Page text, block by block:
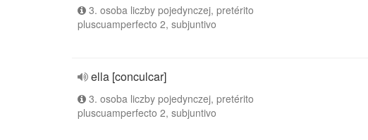
3. osoba liczby pojedynczej, pretérito
pluscuamperfecto 2, subjuntivo
ella [conculcar]
3. osoba liczby pojedynczej, pretérito
pluscuamperfecto 2, subjuntivo